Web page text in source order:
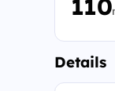
110
Details